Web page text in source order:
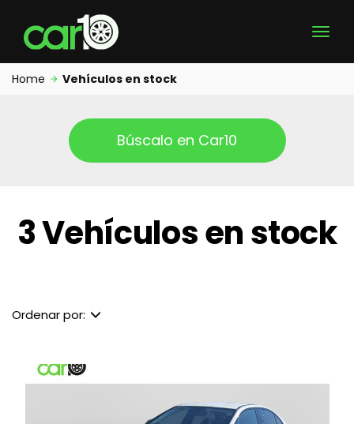
Home Vehículos en stock
Búscalo en Car10
3 Vehículos en stock
Ordenar por: